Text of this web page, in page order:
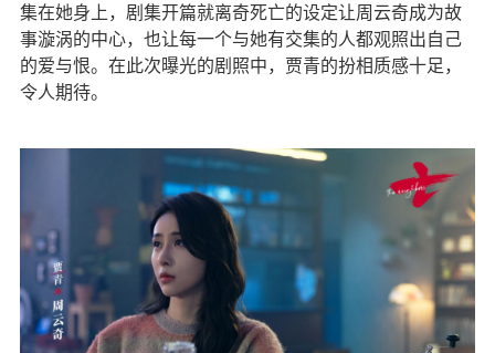
集在她身上，剧集开篇就离奇死亡的设定让周云奇成为故
事漩涡的中心，也让每一个与她有交集的人都观照出自己
的爱与恨。在此次曝光的剧照中，贾青的扮相质感十足，
令人期待。